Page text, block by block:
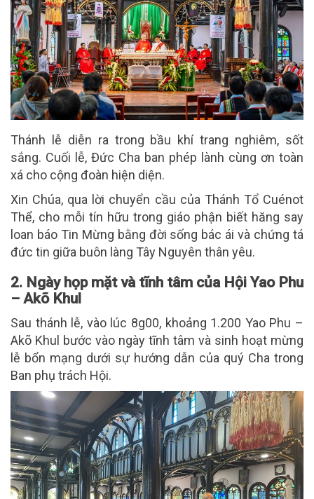
Thánh lễ diễn ra trong bầu khí trang nghiêm, sốt
sắng. Cuối lễ, Đức Cha ban phép lành cùng ơn toàn
xá cho cộng đoàn hiện diện.
Xin Chúa, qua lời chuyển cầu của Thánh Tổ Cuénot
Thể, cho mỗi tín hữu trong giáo phận biết hăng say
loan báo Tin Mừng bằng đời sống bác ái và chứng tá
đức tin giữa buôn làng Tây Nguyên thân yêu.
2. Ngày họp mặt và tĩnh tâm của Hội Yao Phu
– Akõ Khul
Sau thánh lễ, vào lúc 8g00, khoảng 1.200 Yao Phu –
Akõ Khul bước vào ngày tĩnh tâm và sinh hoạt mừng
lễ bổn mạng dưới sự hướng dẫn của quý Cha trong
Ban phụ trách Hội.